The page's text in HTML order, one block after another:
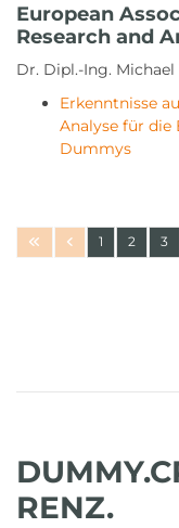
European
Research and
Dr. Dipl.-Ing. Michael
Erkenntnisse
Analyse für
Dummys
1 2 3
RENZ.